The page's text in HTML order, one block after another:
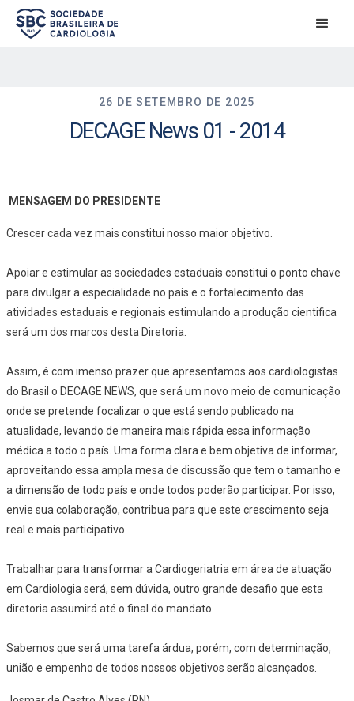
26 DE SETEMBRO DE 2025
DECAGE News 01 - 2014
MENSAGEM DO PRESIDENTE
Crescer cada vez mais constitui nosso maior objetivo.
Apoiar e estimular as sociedades estaduais constitui o ponto chave
para divulgar a especialidade no país e o fortalecimento das
atividades estaduais e regionais estimulando a produção cientifica
será um dos marcos desta Diretoria.
Assim, é com imenso prazer que apresentamos aos cardiologistas
do Brasil o DECAGE NEWS, que será um novo meio de comunicação
onde se pretende focalizar o que está sendo publicado na
atualidade, levando de maneira mais rápida essa informação
médica a todo o país. Uma forma clara e bem objetiva de informar,
aproveitando essa ampla mesa de discussão que tem o tamanho e
a dimensão de todo país e onde todos poderão participar. Por isso,
envie sua colaboração, contribua para que este crescimento seja
real e mais participativo.
Trabalhar para transformar a Cardiogeriatria em área de atuação
em Cardiologia será, sem dúvida, outro grande desafio que esta
diretoria assumirá até o final do mandato.
Sabemos que será uma tarefa árdua, porém, com determinação,
união e empenho de todos nossos objetivos serão alcançados.